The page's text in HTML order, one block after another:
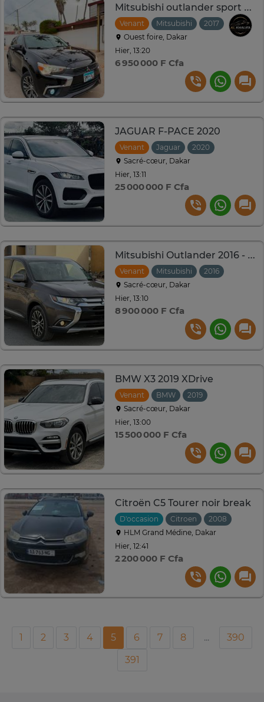
Mitsubishi outlander sport Année 2017
Venant Mitsubishi 2017
Ouest foire, Dakar
Hier, 13:20
6 950 000 F Cfa
JAGUAR F-PACE 2020
Venant Jaguar 2020
Sacré-cœur, Dakar
Hier, 13:11
25 000 000 F Cfa
Mitsubishi Outlander 2016 - 7 Places
Venant Mitsubishi 2016
Sacré-cœur, Dakar
Hier, 13:10
8 900 000 F Cfa
BMW X3 2019 XDrive
Venant BMW 2019
Sacré-cœur, Dakar
Hier, 13:00
15 500 000 F Cfa
Citroën C5 Tourer noir break
D'occasion Citroen 2008
HLM Grand Médine, Dakar
Hier, 12:41
2 200 000 F Cfa
1 2 3 4 5 6 7 8 ...
390
391